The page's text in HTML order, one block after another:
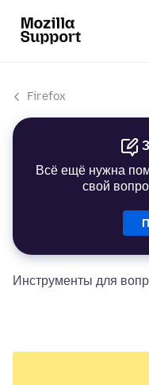
Firefox
Всё ещё нужна
свой
Инструменты для